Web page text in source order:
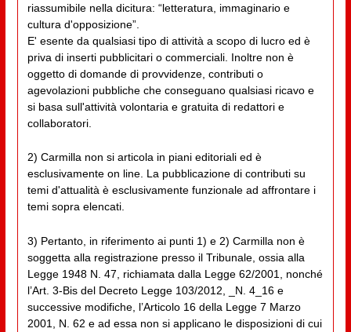
riassumibile nella dicitura: “letteratura, immaginario e
cultura d'opposizione”.
E' esente da qualsiasi tipo di attività a scopo di lucro ed è
priva di inserti pubblicitari o commerciali. Inoltre non è
oggetto di domande di provvidenze, contributi o
agevolazioni pubbliche che conseguano qualsiasi ricavo e
si basa sull'attività volontaria e gratuita di redattori e
collaboratori.
2) Carmilla non si articola in piani editoriali ed è
esclusivamente on line. La pubblicazione di contributi su
temi d'attualità è esclusivamente funzionale ad affrontare i
temi sopra elencati.
3) Pertanto, in riferimento ai punti 1) e 2) Carmilla non è
soggetta alla registrazione presso il Tribunale, ossia alla
Legge 1948 N. 47, richiamata dalla Legge 62/2001, nonché
l’Art. 3-Bis del Decreto Legge 103/2012, _N. 4_16 e
successive modifiche, l’Articolo 16 della Legge 7 Marzo
2001, N. 62 e ad essa non si applicano le disposizioni di cui